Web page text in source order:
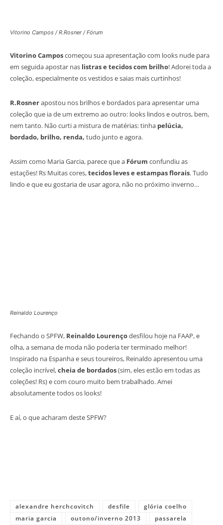
Vitorino Campos / R.Rosner / Fórum
Vitorino Camposcomeçou sua apresentação com looks nude para
em seguida apostar nas listras e tecidos com brilho! Adorei toda a
coleção, especialmente os vestidos e saias mais curtinhos!
R.Rosnerapostou nos brilhos e bordados para apresentar uma
coleção que ia de um extremo ao outro: looks lindos e outros, bem,
nem tanto. Não curti a mistura de matérias: tinha pelúcia,
bordado, brilho, renda, tudo junto e agora.
Assim como Maria Garcia, parece que a Fórum confundiu as
estações! Rs Muitas cores,tecidos leves e estampas florais. Tudo
lindo e que eu gostaria de usar agora, não no próximo inverno…
Reinaldo Lourenço
Fechando o SPFW, Reinaldo Lourençodesfilou hoje na FAAP, e
olha, a semana de moda não poderia ter terminado melhor!
Inspirado na Espanha e seus toureiros, Reinaldo apresentou uma
coleção incrível,cheia de bordados(sim, eles estão em todas as
coleções! Rs) e com couro muito bem trabalhado. Amei
absolutamente todos os looks!
E aí, o que acharam deste SPFW?
alexandre herchcovitch desfile
glória coelho
maria garcia
outono/inverno 2013
passarela